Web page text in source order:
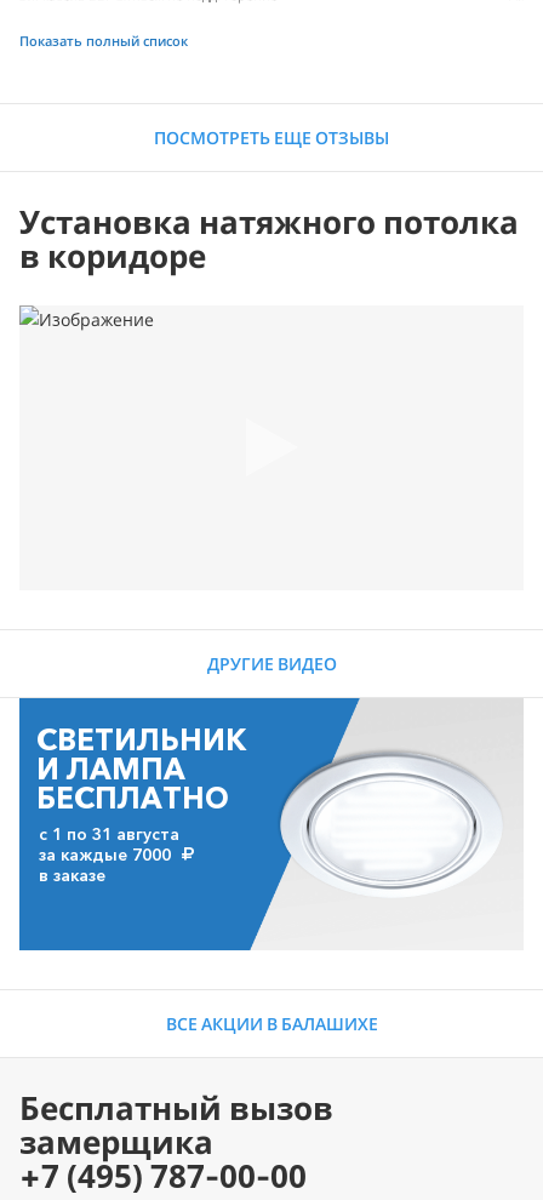
Показать полный список
ПОСМОТРЕТЬ ЕЩЕ ОТЗЫВЫ
Установка натяжного потолка
в коридоре
ДРУГИЕ ВИДЕО
СВЕТИЛЬНИК
И ЛАМПА
БЕСПЛАТНО
с 1 по 31 августа
за каждые 7000
в заказе
ВСЕ АКЦИИ В БАЛАШИХЕ
Бесплатный вызов
замерщика
+7 (495) 787-00-00